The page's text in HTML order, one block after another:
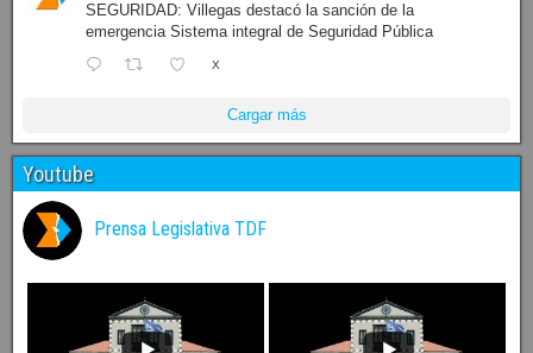
SEGURIDAD: Villegas destacó la sanción de la
emergencia Sistema integral de Seguridad Pública
X
Cargar más
Youtube
Prensa Legislativa TDF